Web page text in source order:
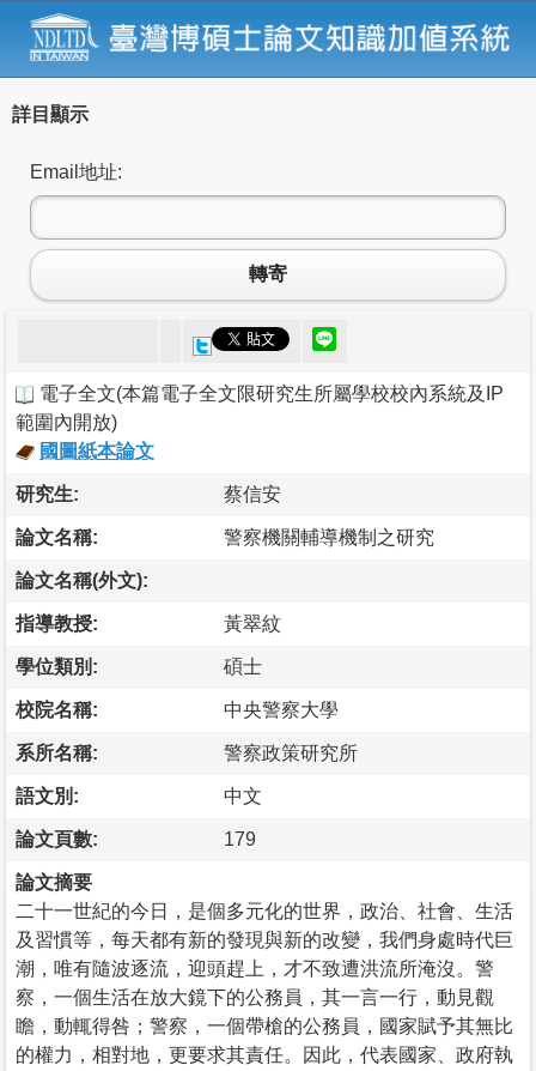
詳目顯示
Email地址:
轉寄
電子全文(本篇電子全文限研究生所屬學校校內系統及IP
範圍內開放)
國圖紙本論文
研究生: 蔡信安
論文名稱: 警察機關輔導機制之研究
論文名稱(外文):
指導教授: 黃翠紋
學位類別: 碩士
校院名稱: 中央警察大學
系所名稱: 警察政策研究所
語文別: 中文
論文頁數: 179
論文摘要
二十一世紀的今日，是個多元化的世界，政治、社會、生活
及習慣等，每天都有新的發現與新的改變，我們身處時代巨
潮，唯有隨波逐流，迎頭趕上，才不致遭洪流所淹沒。警
察，一個生活在放大鏡下的公務員，其一言一行，動見觀
瞻，動輒得咎；警察，一個帶槍的公務員，國家賦予其無比
的權力，相對地，更要求其責任。因此，代表國家、政府執